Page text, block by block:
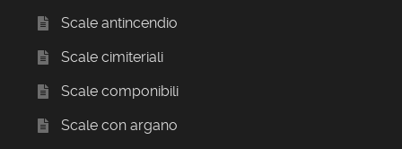
Scale antincendio
Scale cimiteriali
Scale componibili
Scale con argano